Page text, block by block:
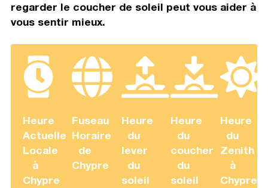
regarder le coucher de soleil peut vous aider à
vous sentir mieux.
Heure
Actuelle
Locale
à
Chypre
Fuseau
Horaire
de
Chypre
Heure
du
lever
du
soleil
Heure
du
coucher
du
soleil
Heure
du
Zenith
à
Chypre